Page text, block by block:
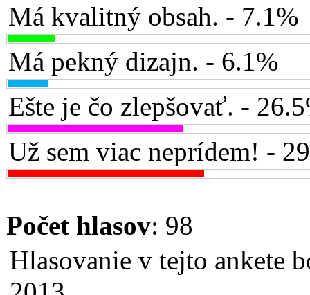
Má kvalitný obsah. - 7.1%
Má pekný dizajn. - 6.1%
Ešte je čo zlepšovať. -
Už sem viac neprídem! -
Počet hlasov: 98
Hlasovanie v tejto ankete